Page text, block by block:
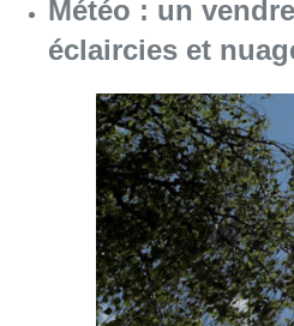
07 août 2026Consulter
Europa League :
sorti du piège
(0-1) au 3e tour